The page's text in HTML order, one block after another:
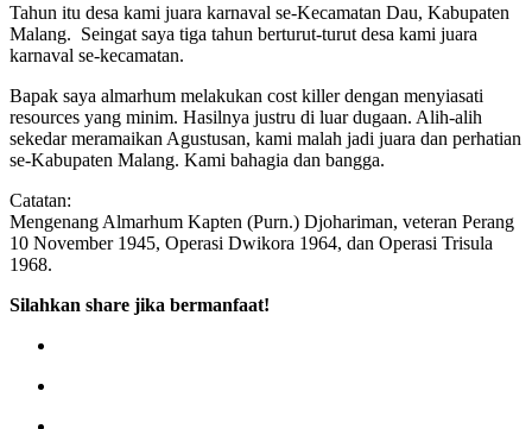
Tahun itu desa kami juara karnaval se-Kecamatan Dau, Kabupaten
Malang. Seingat saya tiga tahun berturut-turut desa kami juara
karnaval se-kecamatan.
Bapak saya almarhum melakukan cost killer dengan menyiasati
resources yang minim. Hasilnya justru di luar dugaan. Alih-alih
sekedar meramaikan Agustusan, kami malah jadi juara dan perhatian
se-Kabupaten Malang. Kami bahagia dan bangga.
Catatan:
Mengenang Almarhum Kapten (Purn.) Djohariman, veteran Perang
10 November 1945, Operasi Dwikora 1964, dan Operasi Trisula
1968.
Silahkan share jika bermanfaat!